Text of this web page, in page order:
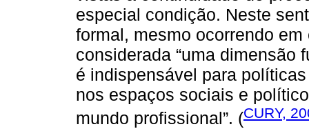
especial condição. Neste
formal, mesmo ocorrendo
considerada “uma dimensão
é indispensável para
nos espaços sociais e
mundo profissional”. (CURY,